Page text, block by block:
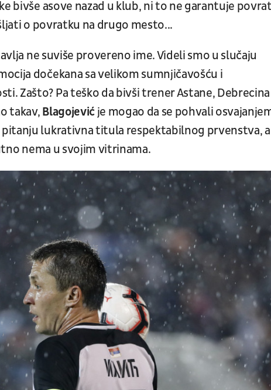
bivše asove nazad u klub, ni to ne garantuje
o povratku na drugo mesto...
ne suviše provereno ime. Videli smo u slučaju
dočekana sa velikom sumnjičavošću i
Zašto? Pa teško da bivši trener Astane,
takav, Blagojević je mogao da se pohvali
pitanju lukrativna titula respektabilnog prvenstva,
nema u svojim vitrinama.